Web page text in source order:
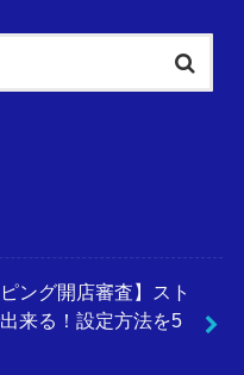
ング開店審査】スト
来る！設定方法を5